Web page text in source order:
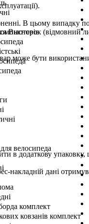
велосипеда
комплект
ковзанів комплект
В цьому випадку
Висновок (відмовний
може бути
в додаткову
накладній дані